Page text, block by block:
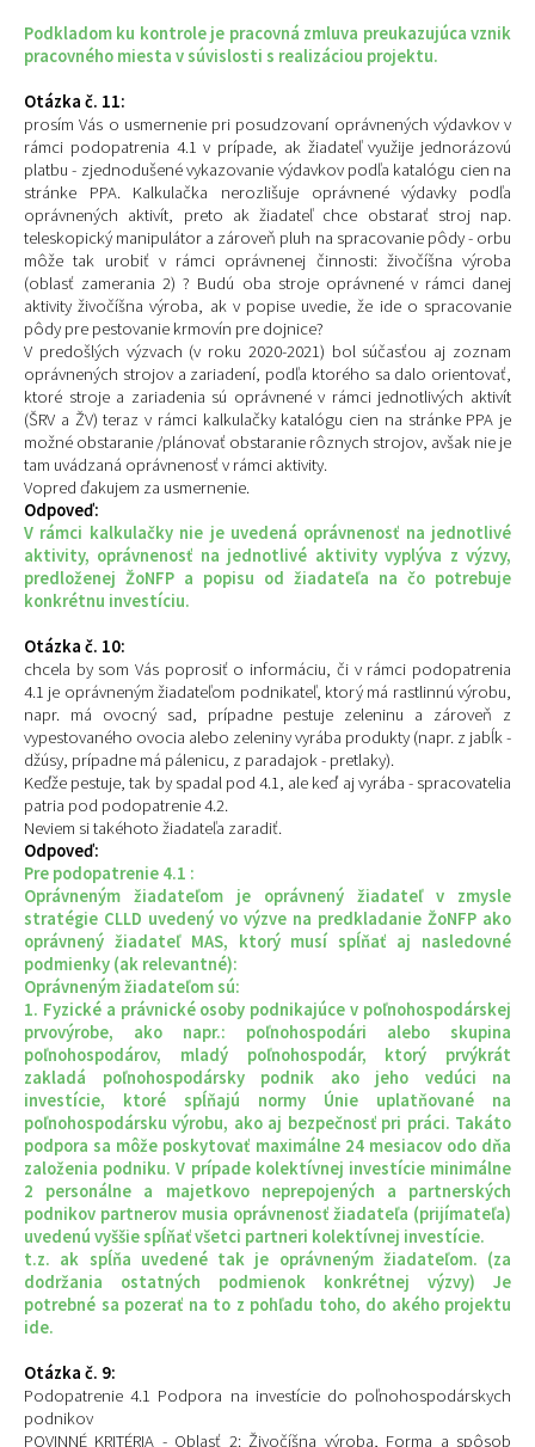
Podkladom ku kontrole je pracovná zmluva preukazujúca vznik
pracovného miesta v súvislosti s realizáciou projektu.
Otázka č. 11:
prosím Vás o usmernenie pri posudzovaní oprávnených výdavkov v
rámci podopatrenia 4.1 v prípade, ak žiadateľ využije jednorázovú
platbu - zjednodušené vykazovanie výdavkov podľa katalógu cien na
stránke PPA. Kalkulačka nerozlišuje oprávnené výdavky podľa
oprávnených aktivít, preto ak žiadateľ chce obstarať stroj nap.
teleskopický manipulátor a zároveň pluh na spracovanie pôdy - orbu
môže tak urobiť v rámci oprávnenej činnosti: živočíšna výroba
(oblasť zamerania 2) ? Budú oba stroje oprávnené v rámci danej
aktivity živočíšna výroba, ak v popise uvedie, že ide o spracovanie
pôdy pre pestovanie krmovín pre dojnice?
V predošlých výzvach (v roku 2020-2021) bol súčasťou aj zoznam
oprávnených strojov a zariadení, podľa ktorého sa dalo orientovať,
ktoré stroje a zariadenia sú oprávnené v rámci jednotlivých aktivít
(ŠRV a ŽV) teraz v rámci kalkulačky katalógu cien na stránke PPA je
možné obstaranie /plánovať obstaranie rôznych strojov, avšak nie je
tam uvádzaná oprávnenosť v rámci aktivity.
Vopred ďakujem za usmernenie.
Odpoveď:
V rámci kalkulačky nie je uvedená oprávnenosť na jednotlivé
aktivity, oprávnenosť na jednotlivé aktivity vyplýva z výzvy,
predloženej ŽoNFP a popisu od žiadateľa na čo potrebuje
konkrétnu investíciu.
Otázka č. 10:
chcela by som Vás poprosiť o informáciu, či v rámci podopatrenia
4.1 je oprávneným žiadateľom podnikateľ, ktorý má rastlinnú výrobu,
napr. má ovocný sad, prípadne pestuje zeleninu a zároveň z
vypestovaného ovocia alebo zeleniny vyrába produkty (napr. z jabĺk -
džúsy, prípadne má pálenicu, z paradajok - pretlaky).
Keďže pestuje, tak by spadal pod 4.1, ale keď aj vyrába - spracovatelia
patria pod podopatrenie 4.2.
Neviem si takéhoto žiadateľa zaradiť.
Odpoveď:
Pre podopatrenie 4.1 :
Oprávneným žiadateľom je oprávnený žiadateľ v zmysle
stratégie CLLD uvedený vo výzve na predkladanie ŽoNFP ako
oprávnený žiadateľ MAS, ktorý musí spĺňať aj nasledovné
podmienky (ak relevantné):
Oprávneným žiadateľom sú:
1. Fyzické a právnické osoby podnikajúce v poľnohospodárskej
prvovýrobe, ako napr.: poľnohospodári alebo skupina
poľnohospodárov, mladý poľnohospodár, ktorý prvýkrát
zakladá poľnohospodársky podnik ako jeho vedúci na
investície, ktoré spĺňajú normy Únie uplatňované na
poľnohospodársku výrobu, ako aj bezpečnosť pri práci. Takáto
podpora sa môže poskytovať maximálne 24 mesiacov odo dňa
založenia podniku. V prípade kolektívnej investície minimálne
2 personálne a majetkovo neprepojených a partnerských
podnikov partnerov musia oprávnenosť žiadateľa (prijímateľa)
uvedenú vyššie spĺňať všetci partneri kolektívnej investície.
t.z. ak spĺňa uvedené tak je oprávneným žiadateľom. (za
dodržania ostatných podmienok konkrétnej výzvy) Je
potrebné sa pozerať na to z pohľadu toho, do akého projektu
ide.
Otázka č. 9:
Podopatrenie 4.1 Podpora na investície do poľnohospodárskych
podnikov
POVINNÉ KRITÉRIA - Oblasť 2: Živočíšna výroba, Forma a spôsob